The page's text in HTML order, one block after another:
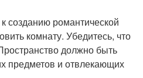
созданию романтической
комнату. Убедитесь, что
должно быть
предметов и отвлекающих